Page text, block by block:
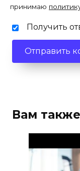
принимаю
Получить
Вам